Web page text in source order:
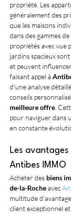
propriété. Les
généralement des
que les maisons
dans des gammes
propriétés avec vue
jardins spacieux
et peuvent
faisant appel à
d'une analyse
conseils
meilleure offre .
pour naviguer dans
en constante
Les
Antibes IMMO
Acheter des biens
de-la-Roche avec
multitude
client exceptionnel